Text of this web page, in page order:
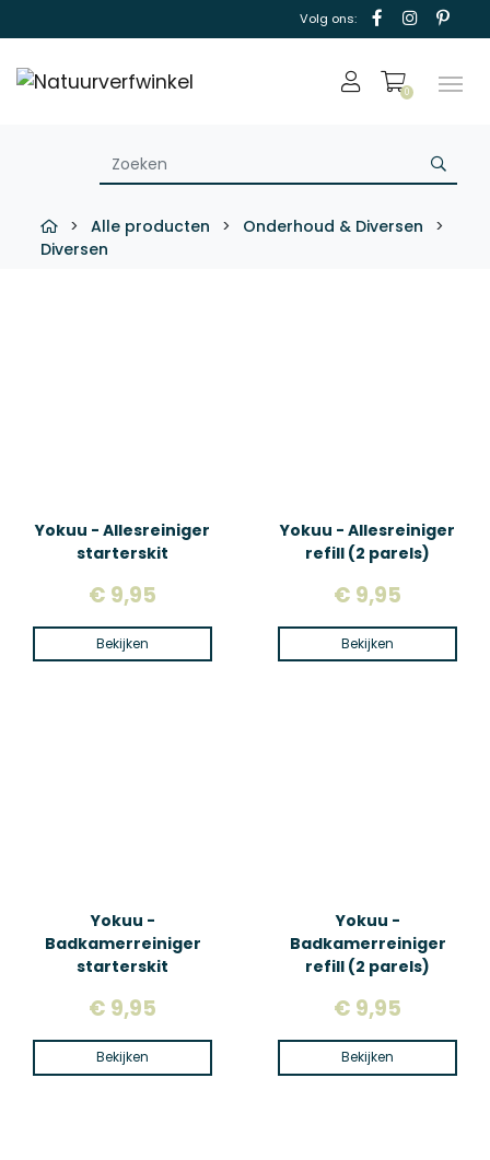
Volg ons:
0
> Alle producten > Onderhoud & Diversen
>
Diversen
Yokuu - Allesreiniger
starterskit
€ 9,95
Bekijken
Yokuu - Allesreiniger
refill (2 parels)
€ 9,95
Bekijken
Yokuu -
Badkamerreiniger
starterskit
€ 9,95
Bekijken
Yokuu -
Badkamerreiniger
refill (2 parels)
€ 9,95
Bekijken